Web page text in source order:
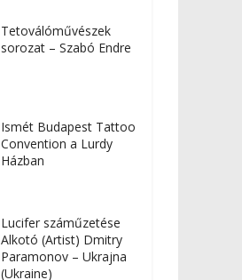
Tetoválóművészek
sorozat – Szabó Endre
Ismét Budapest Tattoo
Convention a Lurdy
Házban
Lucifer száműzetése
Alkotó (Artist) Dmitry
Paramonov – Ukrajna
(Ukraine)